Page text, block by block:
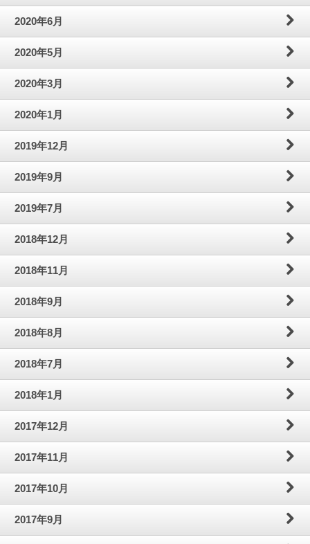
2020年6月
2020年5月
2020年3月
2020年1月
2019年12月
2019年9月
2019年7月
2018年12月
2018年11月
2018年9月
2018年8月
2018年7月
2018年1月
2017年12月
2017年11月
2017年10月
2017年9月